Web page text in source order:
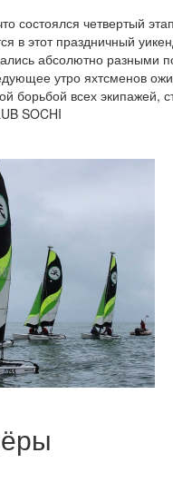
состоялся четвертый
в этот праздничный
абсолютно разными
утро яхтсменов
борьбой всех экипажей,
SOCHI